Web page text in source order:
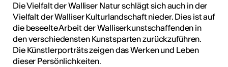
Die Vielfalt der Walliser Natur schlägt sich auch in der
Vielfalt der Walliser Kulturlandschaft nieder. Dies ist auf
die beseelte Arbeit der Walliserkunstschaffenden in
den verschiedensten Kunstsparten zurückzuführen.
Die Künstlerporträts zeigen das Werken und Leben
dieser Persönlichkeiten.